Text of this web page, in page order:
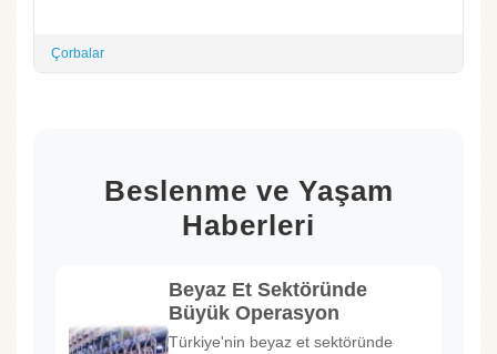
Çorbalar
Beslenme ve Yaşam
Haberleri
Beyaz Et Sektöründe
Büyük Operasyon
Türkiye'nin beyaz et sektöründe